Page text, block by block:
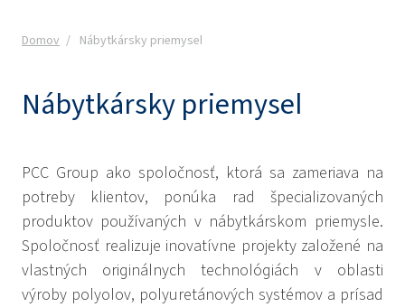
Domov Nábytkársky priemysel
Nábytkársky priemysel
PCC Group ako spoločnosť, ktorá sa zameriava na
potreby klientov, ponúka rad špecializovaných
produktov používaných v nábytkárskom priemysle.
Spoločnosť realizuje inovatívne projekty založené na
vlastných originálnych technológiách v oblasti
výroby polyolov, polyuretánových systémov a prísad